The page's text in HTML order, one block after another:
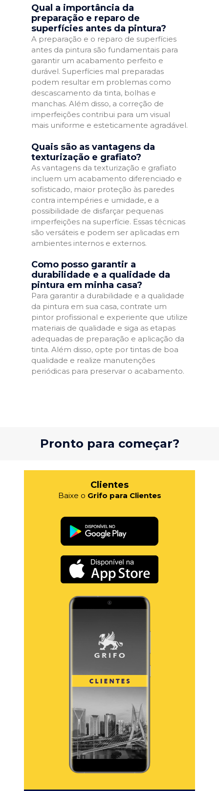
Qual a importância da
preparação e reparo de
superfícies antes da pintura?
A preparação e o reparo de superfícies
antes da pintura são fundamentais para
garantir um acabamento perfeito e
durável. Superfícies mal preparadas
podem resultar em problemas como
descascamento da tinta, bolhas e
manchas. Além disso, a correção de
imperfeições contribui para um visual
mais uniforme e esteticamente agradável.
Quais são as vantagens da
texturização e grafiato?
As vantagens da texturização e grafiato
incluem um acabamento diferenciado e
sofisticado, maior proteção às paredes
contra intempéries e umidade, e a
possibilidade de disfarçar pequenas
imperfeições na superfície. Essas técnicas
são versáteis e podem ser aplicadas em
ambientes internos e externos.
Como posso garantir a
durabilidade e a qualidade da
pintura em minha casa?
Para garantir a durabilidade e a qualidade
da pintura em sua casa, contrate um
pintor profissional e experiente que utilize
materiais de qualidade e siga as etapas
adequadas de preparação e aplicação da
tinta. Além disso, opte por tintas de boa
qualidade e realize manutenções
periódicas para preservar o acabamento.
Pronto para começar?
Clientes
Baixe o Grifo para Clientes